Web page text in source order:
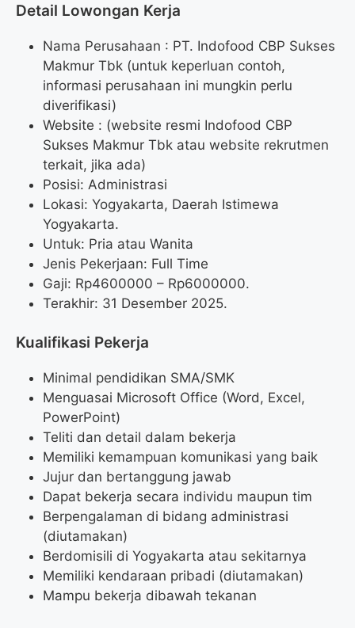
Detail Lowongan Kerja
Nama Perusahaan : PT. Indofood CBP Sukses
Makmur Tbk (untuk keperluan contoh,
informasi perusahaan ini mungkin perlu
diverifikasi)
Website : (website resmi Indofood CBP
Sukses Makmur Tbk atau website rekrutmen
terkait, jika ada)
Posisi: Administrasi
Lokasi: Yogyakarta, Daerah Istimewa
Yogyakarta.
Untuk: Pria atau Wanita
Jenis Pekerjaan: Full Time
Gaji: Rp4600000 – Rp6000000.
Terakhir: 31 Desember 2025.
Kualifikasi Pekerja
Minimal pendidikan SMA/SMK
Menguasai Microsoft Office (Word, Excel,
PowerPoint)
Teliti dan detail dalam bekerja
Memiliki kemampuan komunikasi yang baik
Jujur dan bertanggung jawab
Dapat bekerja secara individu maupun tim
Berpengalaman di bidang administrasi
(diutamakan)
Berdomisili di Yogyakarta atau sekitarnya
Memiliki kendaraan pribadi (diutamakan)
Mampu bekerja dibawah tekanan